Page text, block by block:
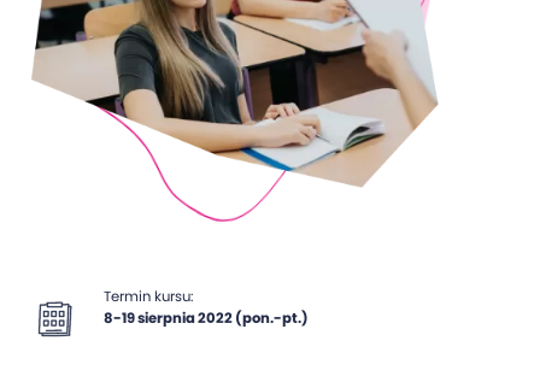
Termin kursu:
8-19 sierpnia 2022 (pon.-pt.)